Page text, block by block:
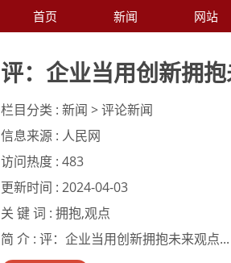
首页 新闻 网站
评：企业当用创新拥
栏目分类 : 新闻 > 评论新闻
信息来源 : 人民网
访问热度 : 483
更新时间 : 2024-04-03
关 键 词 : 拥抱,观点
简 介 : 评：企业当用创新拥抱未来观点...